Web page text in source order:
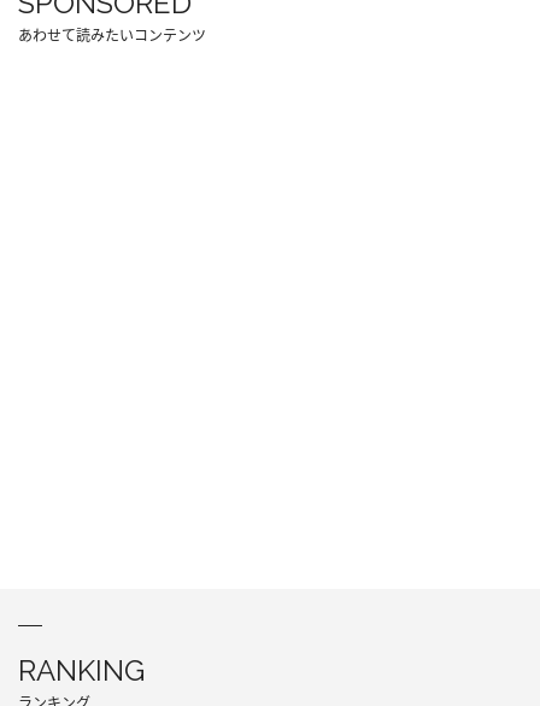
あわせて読みたいコンテンツ
RANKING